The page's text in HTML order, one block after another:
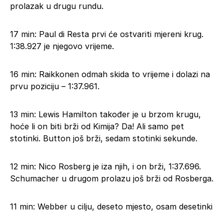
prolazak u drugu rundu.
17 min: Paul di Resta prvi će ostvariti mjereni krug.
1:38.927 je njegovo vrijeme.
16 min: Raikkonen odmah skida to vrijeme i dolazi na
prvu poziciju – 1:37.961.
13 min: Lewis Hamilton također je u brzom krugu,
hoće li on biti brži od Kimija? Da! Ali samo pet
stotinki. Button još brži, sedam stotinki sekunde.
12 min: Nico Rosberg je iza njih, i on brži, 1:37.696.
Schumacher u drugom prolazu još brži od Rosberga.
11 min: Webber u cilju, deseto mjesto, osam desetinki